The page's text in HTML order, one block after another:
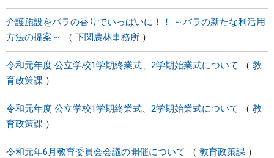
介護施設をバラの香りでいっぱいに！！ ～バラの新たな利活用
方法の提案～
下関農林事務所
令和元年度 公立学校1学期終業式、2学期始業式について
教
育政策課
令和元年度 公立学校1学期終業式、2学期始業式について
教
育政策課
令和元年6月教育委員会会議の開催について 教育政策課